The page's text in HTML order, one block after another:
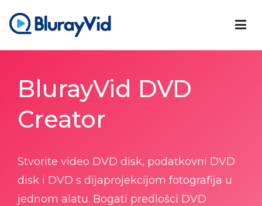
BlurayVid
BlurayVid DVD
Creator
Stvorite video DVD disk, podatkovni DVD
disk i DVD s dijaprojekcijom fotografija u
jednom alatu. Bogati predlošci DVD